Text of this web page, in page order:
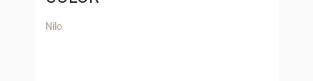
Nilo